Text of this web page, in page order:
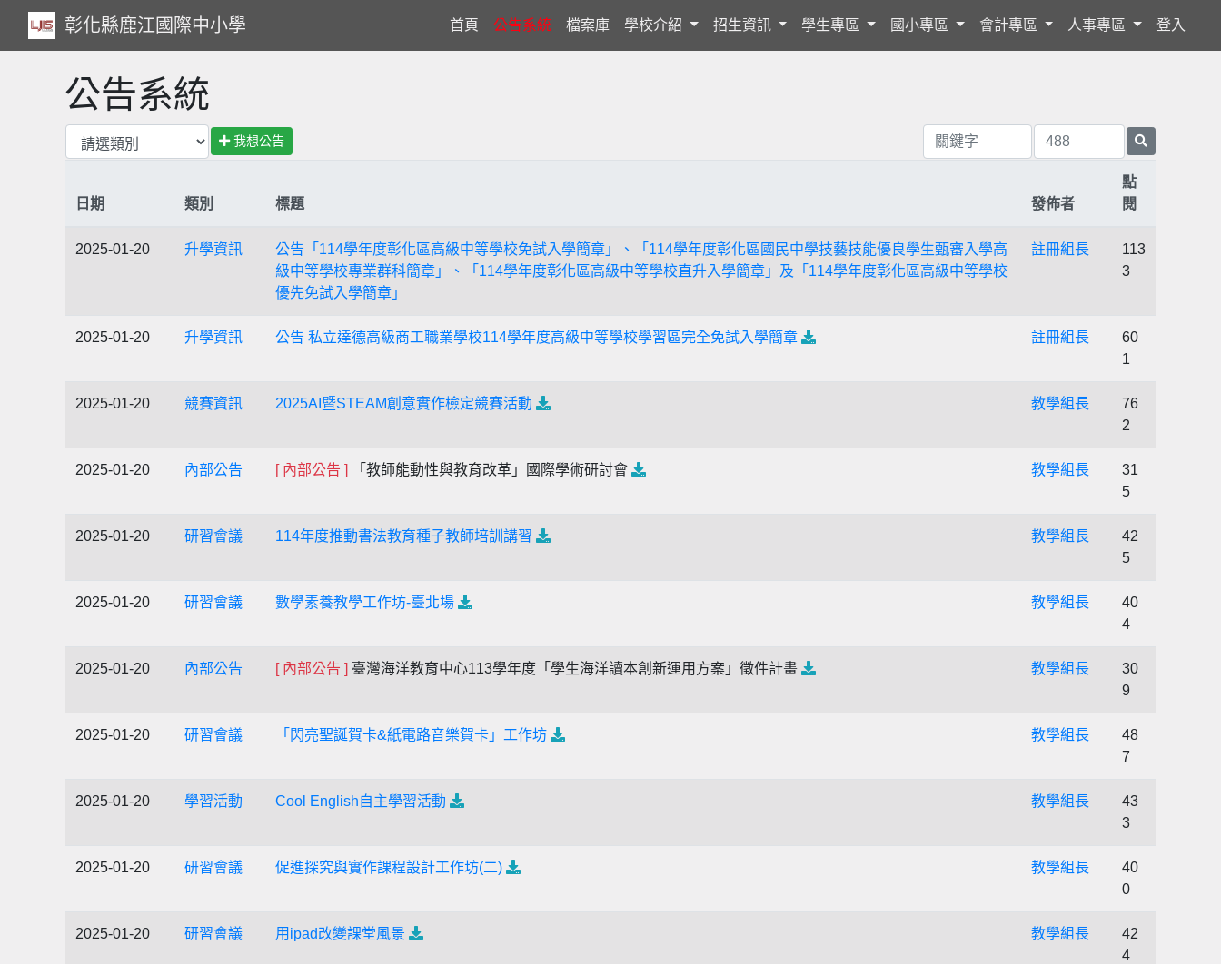
彰化縣鹿江國際中小學 首頁(current)
公告系統 檔案庫 學校介紹 招生資訊 學生專區 國小專區 會計專區 人事專區 登入
公告系統
我想公告
日期 類別 標題 發佈者
點
閱
2025-01-20 升學資訊
公告「114學年度彰化區高級中等學校免試入學簡章」、「114學年度彰化區國民中學技藝技能優良學生甄審入學高
級中等學校專業群科簡章」、「114學年度彰化區高級中等學校直升入學簡章」及「114學年度彰化區高級中等學校
優先免試入學簡章」
註冊組長
113
3
2025-01-20 升學資訊 公告 私立達德高級商工職業學校114學年度高級中等學校學習區完全免試入學簡章 註冊組長
60
1
2025-01-20 競賽資訊 2025AI暨STEAM創意實作檢定競賽活動 教學組長
76
2
2025-01-20 內部公告 [ 內部公告 ] 「教師能動性與教育改革」國際學術研討會 教學組長
31
5
2025-01-20 研習會議 114年度推動書法教育種子教師培訓講習 教學組長
42
5
2025-01-20 研習會議 數學素養教學工作坊-臺北場 教學組長
40
4
2025-01-20 內部公告 [ 內部公告 ] 臺灣海洋教育中心113學年度「學生海洋讀本創新運用方案」徵件計畫 教學組長
30
9
2025-01-20 研習會議 「閃亮聖誕賀卡&紙電路音樂賀卡」工作坊 教學組長
48
7
2025-01-20 學習活動 Cool English自主學習活動 教學組長
43
3
2025-01-20 研習會議 促進探究與實作課程設計工作坊(二) 教學組長
40
0
2025-01-20 研習會議 用ipad改變課堂風景 教學組長
42
4